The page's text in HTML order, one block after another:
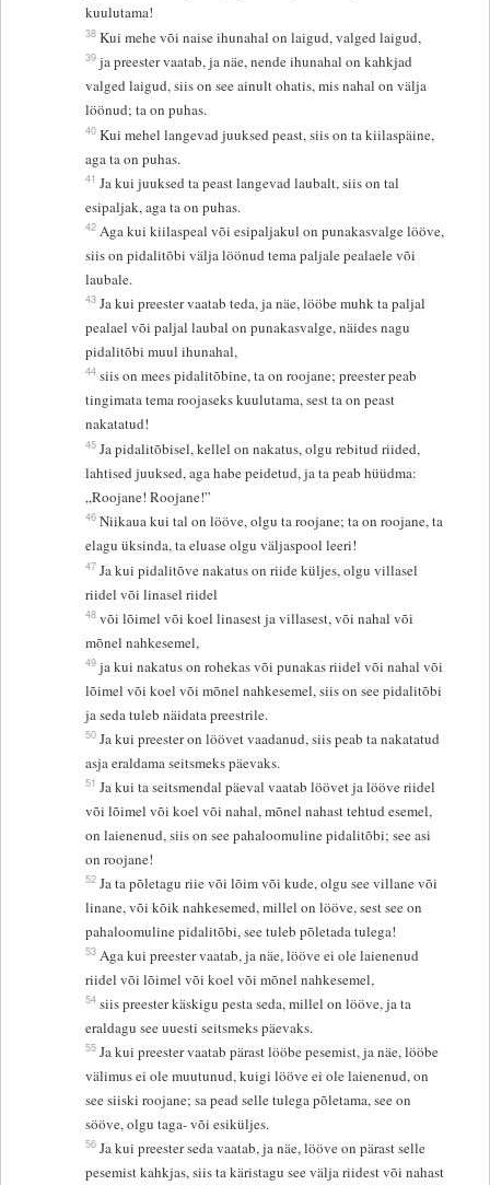
kuulutama!
38 Kui mehe või naise ihunahal on laigud, valged laigud,
39 ja preester vaatab, ja näe, nende ihunahal on kahkjad
valged laigud, siis on see ainult ohatis, mis nahal on välja
löönud; ta on puhas.
40 Kui mehel langevad juuksed peast, siis on ta kiilaspäine,
aga ta on puhas.
41 Ja kui juuksed ta peast langevad laubalt, siis on tal
esipaljak, aga ta on puhas.
42 Aga kui kiilaspeal või esipaljakul on punakasvalge lööve,
siis on pidalitõbi välja löönud tema paljale pealaele või
laubale.
43 Ja kui preester vaatab teda, ja näe, lööbe muhk ta paljal
pealael või paljal laubal on punakasvalge, näides nagu
pidalitõbi muul ihunahal,
44 siis on mees pidalitõbine, ta on roojane; preester peab
tingimata tema roojaseks kuulutama, sest ta on peast
nakatatud!
45 Ja pidalitõbisel, kellel on nakatus, olgu rebitud riided,
lahtised juuksed, aga habe peidetud, ja ta peab hüüdma:
„Roojane! Roojane!”
46 Niikaua kui tal on lööve, olgu ta roojane; ta on roojane, ta
elagu üksinda, ta eluase olgu väljaspool leeri!
47 Ja kui pidalitõve nakatus on riide küljes, olgu villasel
riidel või linasel riidel
48 või lõimel või koel linasest ja villasest, või nahal või
mõnel nahkesemel,
49 ja kui nakatus on rohekas või punakas riidel või nahal või
lõimel või koel või mõnel nahkesemel, siis on see pidalitõbi
ja seda tuleb näidata preestrile.
50 Ja kui preester on löövet vaadanud, siis peab ta nakatatud
asja eraldama seitsmeks päevaks.
51 Ja kui ta seitsmendal päeval vaatab löövet ja lööve riidel
või lõimel või koel või nahal, mõnel nahast tehtud esemel,
on laienenud, siis on see pahaloomuline pidalitõbi; see asi
on roojane!
52 Ja ta põletagu riie või lõim või kude, olgu see villane või
linane, või kõik nahkesemed, millel on lööve, sest see on
pahaloomuline pidalitõbi, see tuleb põletada tulega!
53 Aga kui preester vaatab, ja näe, lööve ei ole laienenud
riidel või lõimel või koel või mõnel nahkesemel,
54 siis preester käskigu pesta seda, millel on lööve, ja ta
eraldagu see uuesti seitsmeks päevaks.
55 Ja kui preester vaatab pärast lööbe pesemist, ja näe, lööbe
välimus ei ole muutunud, kuigi lööve ei ole laienenud, on
see siiski roojane; sa pead selle tulega põletama, see on
sööve, olgu taga- või esiküljes.
56 Ja kui preester seda vaatab, ja näe, lööve on pärast selle
pesemist kahkjas, siis ta käristagu see välja riidest või nahast